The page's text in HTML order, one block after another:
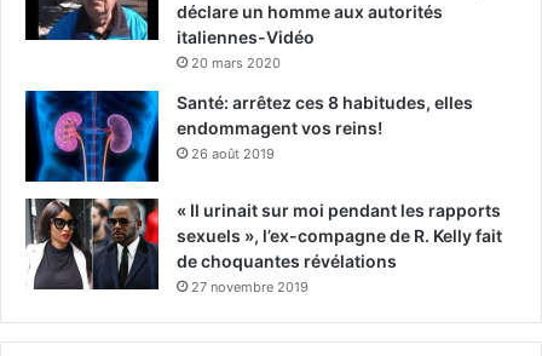
déclare un homme aux autorités
italiennes-Vidéo
20 mars 2020
Santé: arrêtez ces 8 habitudes, elles
endommagent vos reins!
26 août 2019
« Il urinait sur moi pendant les rapports
sexuels », l’ex-compagne de R. Kelly fait
de choquantes révélations
27 novembre 2019